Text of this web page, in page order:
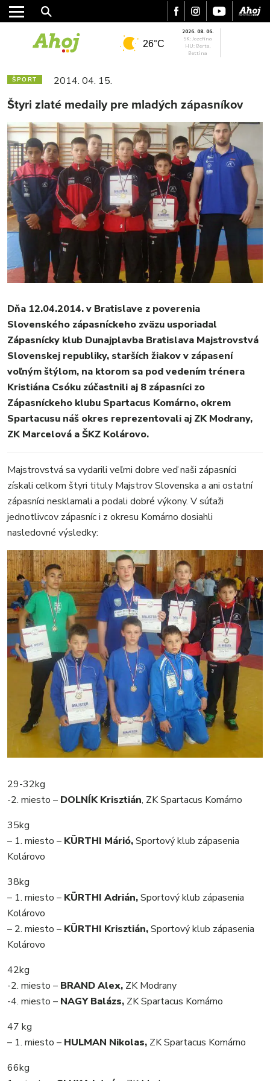
MESTO
REGIÓN
KULTÚRA
FOTKY
VIDEO
MIX
26°C
2026. 08. 06.
SK: Jozefína
HU: Berta,
Bettina
ŠPORT 2014. 04. 15.
Štyri zlaté medaily pre mladých zápasníkov
Dňa 12.04.2014. v Bratislave z poverenia
Slovenského zápasníckeho zväzu usporiadal
Zápasnícky klub Dunajplavba Bratislava Majstrovstvá
Slovenskej republiky, starších žiakov v zápasení
voľným štýlom, na ktorom sa pod vedením trénera
Kristiána Csóku zúčastnili aj 8 zápasníci zo
Zápasníckeho klubu Spartacus Komárno, okrem
Spartacusu náš okres reprezentovali aj ZK Modrany,
ZK Marcelová a ŠKZ Kolárovo.
Majstrovstvá sa vydarili veľmi dobre veď naši zápasníci
získali celkom štyri tituly Majstrov Slovenska a ani ostatní
zápasníci nesklamali a podali dobré výkony. V súťaži
jednotlivcov zápasníc i z okresu Komárno dosiahli
nasledovné výsledky:
29-32kg
-2. miesto – DOLNÍK Krisztián, ZK Spartacus Komárno
35kg
– 1. miesto – KÜRTHI Márió,Sportový klub zápasenia
Kolárovo
38kg
– 1. miesto – KÜRTHI Adrián,Sportový klub zápasenia
Kolárovo
– 2. miesto – KÜRTHI Krisztián,Sportový klub zápasenia
Kolárovo
42kg
-2. miesto – BRAND Alex, ZK Modrany
-4. miesto – NAGY Balázs, ZK Spartacus Komárno
47 kg
– 1. miesto – HULMAN Nikolas, ZK Spartacus Komárno
66kg